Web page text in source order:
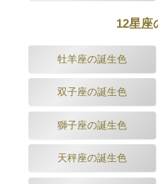
12星座
牡羊座の誕生色
双子座の誕生色
獅子座の誕生色
天秤座の誕生色